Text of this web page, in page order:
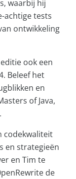
waarbij hij
achtige tests
ontwikkeling
ook een
Beleef het
en
of Java,
codekwaliteit
en strategieën
en Tim te
de